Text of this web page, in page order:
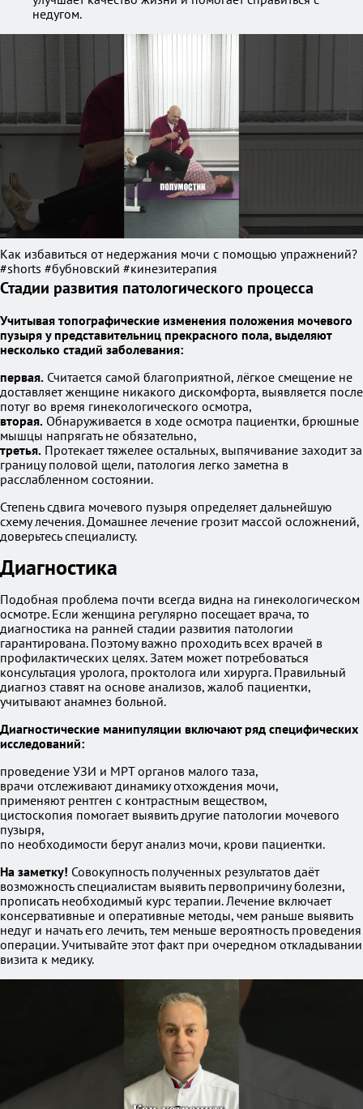
недугом.
Как избавиться от недержания мочи с помощью упражнений?
#shorts #бубновский #кинезитерапия
Стадии развития патологического процесса
Учитывая топографические изменения положения мочевого
пузыря у представительниц прекрасного пола, выделяют
несколько стадий заболевания:
первая. Считается самой благоприятной, лёгкое смещение не
доставляет женщине никакого дискомфорта, выявляется после
потуг во время гинекологического осмотра,
вторая. Обнаруживается в ходе осмотра пациентки, брюшные
мышцы напрягать не обязательно,
третья. Протекает тяжелее остальных, выпячивание заходит за
границу половой щели, патология легко заметна в
расслабленном состоянии.
Степень сдвига мочевого пузыря определяет дальнейшую
схему лечения. Домашнее лечение грозит массой осложнений,
доверьтесь специалисту.
Диагностика
Подобная проблема почти всегда видна на гинекологическом
осмотре. Если женщина регулярно посещает врача, то
диагностика на ранней стадии развития патологии
гарантирована. Поэтому важно проходить всех врачей в
профилактических целях. Затем может потребоваться
консультация уролога, проктолога или хирурга. Правильный
диагноз ставят на основе анализов, жалоб пациентки,
учитывают анамнез больной.
Диагностические манипуляции включают ряд специфических
исследований:
проведение УЗИ и МРТ органов малого таза,
врачи отслеживают динамику отхождения мочи,
применяют рентген с контрастным веществом,
цистоскопия помогает выявить другие патологии мочевого
пузыря,
по необходимости берут анализ мочи, крови пациентки.
На заметку! Совокупность полученных результатов даёт
возможность специалистам выявить первопричину болезни,
прописать необходимый курс терапии. Лечение включает
консервативные и оперативные методы, чем раньше выявить
недуг и начать его лечить, тем меньше вероятность проведения
операции. Учитывайте этот факт при очередном откладывании
визита к медику.